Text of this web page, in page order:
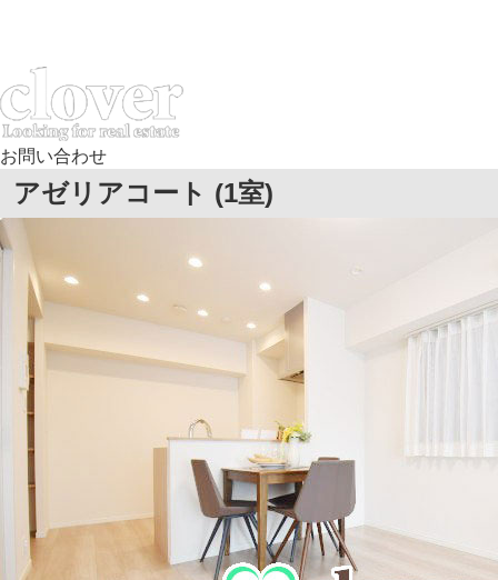
お問い合わせ
アゼリアコート (1室)